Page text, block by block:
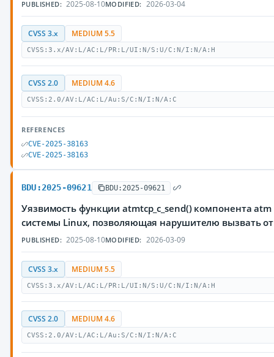
PUBLISHED: 2025-08-10MODIFIED: 2026-03-04
CVSS 3.x MEDIUM 5.5
CVSS:3.x/AV:L/AC:L/PR:L/UI:N/S:U/C:N/I:N/A:H
CVSS 2.0 MEDIUM 4.6
CVSS:2.0/AV:L/AC:L/Au:S/C:N/I:N/A:C
REFERENCES
CVE-2025-38163
CVE-2025-38163
BDU:2025-09621 BDU:2025-09621
Уязвимость функции atmtcp_c_send() компонента
системы Linux, позволяющая нарушителю вызвать
PUBLISHED: 2025-08-10MODIFIED: 2026-03-09
CVSS 3.x MEDIUM 5.5
CVSS:3.x/AV:L/AC:L/PR:L/UI:N/S:U/C:N/I:N/A:H
CVSS 2.0 MEDIUM 4.6
CVSS:2.0/AV:L/AC:L/Au:S/C:N/I:N/A:C